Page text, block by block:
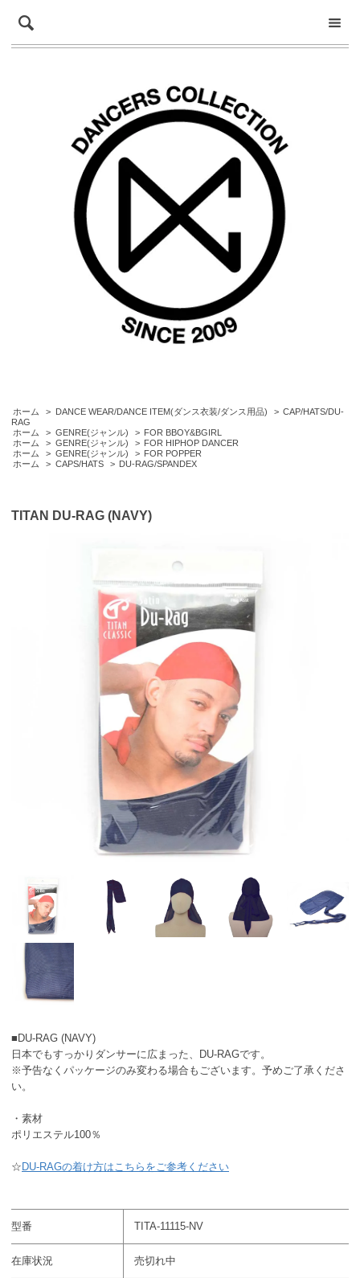
ホーム > DANCE WEAR/DANCE ITEM(ダンス衣装/ダンス用品) > CAP/HATS/DU-
RAG
ホーム
> GENRE(ジャンル) > FOR BBOY&BGIRL
ホーム
> GENRE(ジャンル) > FOR HIPHOP DANCER
ホーム
> GENRE(ジャンル) > FOR POPPER
ホーム
> CAPS/HATS > DU-RAG/SPANDEX
TITAN DU-RAG (NAVY)
■DU-RAG (NAVY)
日本でもすっかりダンサーに広まった、DU-RAGです。
※予告なくパッケージのみ変わる場合もございます。予めご了承くださ
い。
・素材
ポリエステル100％
☆ DU-RAGの着け方はこちらをご参考ください
型番 TITA-11115-NV
在庫状況 売切れ中